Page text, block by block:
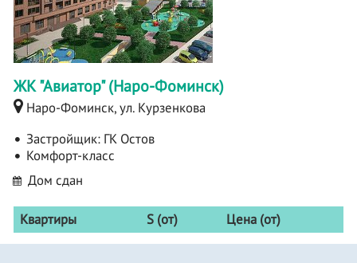
ЖК "Авиатор" (Наро-Фоминск)
Наро-Фоминск, ул. Курзенкова
Застройщик: ГК Остов
Комфорт-класс
Дом сдан
Квартиры S (от) Цена (от)